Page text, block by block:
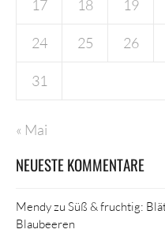
17 18 19
24 25 26
31
« Mai
NEUESTE KOMMENTARE
Mendyzu Süß & fruchtig:
Blaubeeren